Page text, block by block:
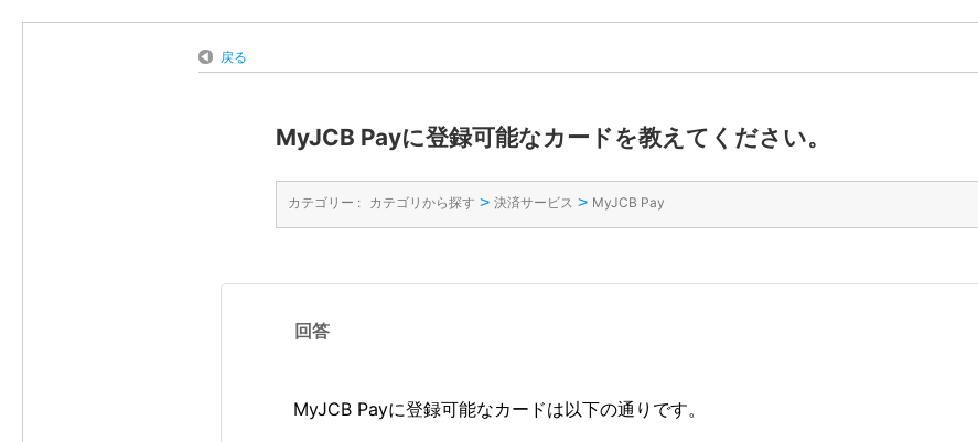
戻る
MyJCB Payに登録可能なカードを教えてください。
カテゴリー : カテゴリから探す > 決済サービス > MyJCB Pay
回答
MyJCB Payに登録可能なカードは以下の通りです。